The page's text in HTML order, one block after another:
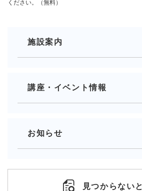
ください。（無料）
施設案内
講座・イベント情報
お知らせ
見つからない